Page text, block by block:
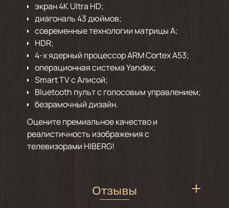
экран 4K Ultra HD;
диагональ 43 дюймов;
современные технологии матрицы А;
HDR;
4-х ядерный процессор ARM Cortex A53;
операционная система Yandex;
Smart TV с Алисой;
Bluetooth пульт с голосовым управлением;
безрамочный дизайн.
Оцените премиальное качество и
реалистичность изображения с
телевизорами HIBERG!
Отзывы